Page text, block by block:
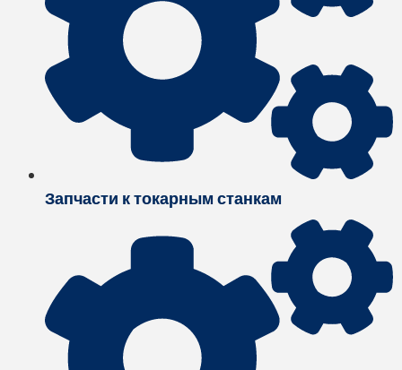
Запчасти к токарным станкам